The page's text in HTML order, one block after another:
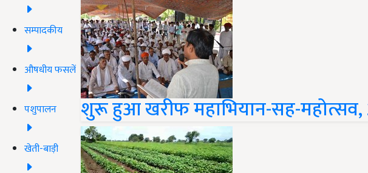
सम्पादकीय
औषधीय फसलें
पशुपालन
खेती-बाड़ी
शुरू हुआ खरीफ महाभियान-सह-महोत्सव,